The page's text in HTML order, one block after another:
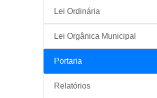
Lei Ordinária
Lei Orgânica Municipal
Portaria
Relatórios